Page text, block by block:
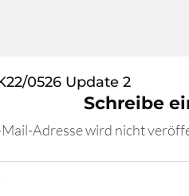
0526 Update 2
Schreibe
Mail-Adresse wird nicht